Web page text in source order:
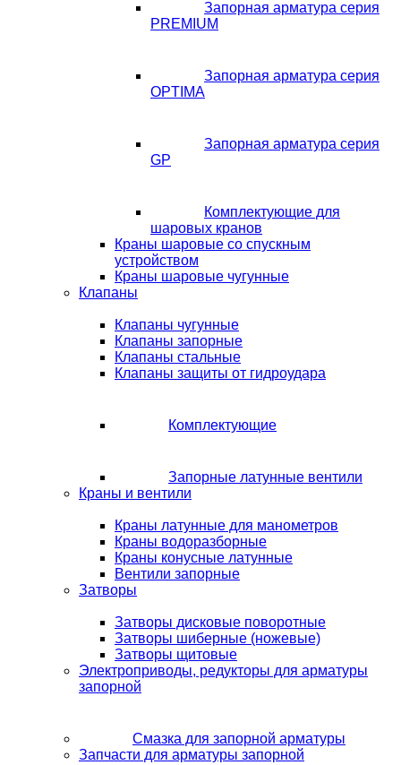
Запорная арматура серия
PREMIUM
Запорная арматура серия
OPTIMA
Запорная арматура серия
GP
Комплектующие для
шаровых кранов
Краны шаровые со спускным
устройством
Краны шаровые чугунные
Клапаны
Клапаны чугунные
Клапаны запорные
Клапаны стальные
Клапаны защиты от гидроудара
Комплектующие
Запорные латунные вентили
Краны и вентили
Краны латунные для манометров
Краны водоразборные
Краны конусные латунные
Вентили запорные
Затворы
Затворы дисковые поворотные
Затворы шиберные (ножевые)
Затворы щитовые
Электроприводы, редукторы для арматуры
запорной
Смазка для запорной арматуры
Запчасти для арматуры запорной